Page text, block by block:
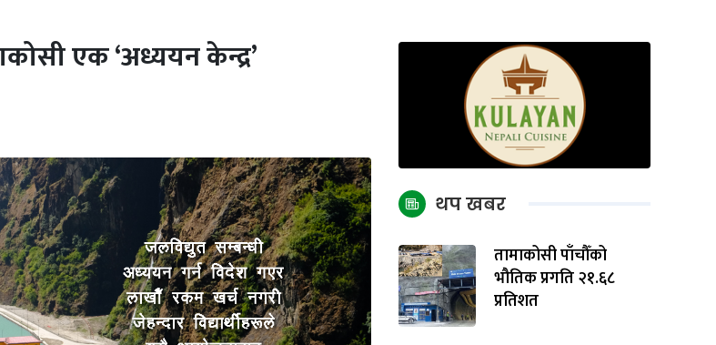
एक ‘अध्ययन केन्द्र’
थप खबर
तामाकोसी पाँचौँको
भौतिक प्रगति २१.६८
प्रतिशत